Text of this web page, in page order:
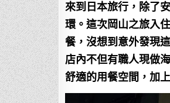
來到日本旅行，除了
環。這次岡山之旅入
餐，沒想到意外發現
店內不但有職人現做
舒適的用餐空間，加